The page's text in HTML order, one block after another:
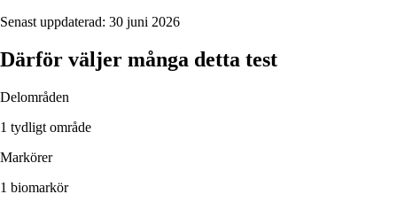
Senast uppdaterad: 30 juni 2026
Därför väljer många detta test
Delområden
1 tydligt område
Markörer
1 biomarkör